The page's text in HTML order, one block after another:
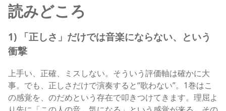
読みどころ
1) 「正しさ」だけでは音楽にならない、という
衝撃
上手い、正確、ミスしない。そういう評価軸は確かに大
事。でも、正しさだけで演奏すると“歌わない”。1巻はこ
の感覚を、のだめという存在で叩きつけてきます。理屈よ